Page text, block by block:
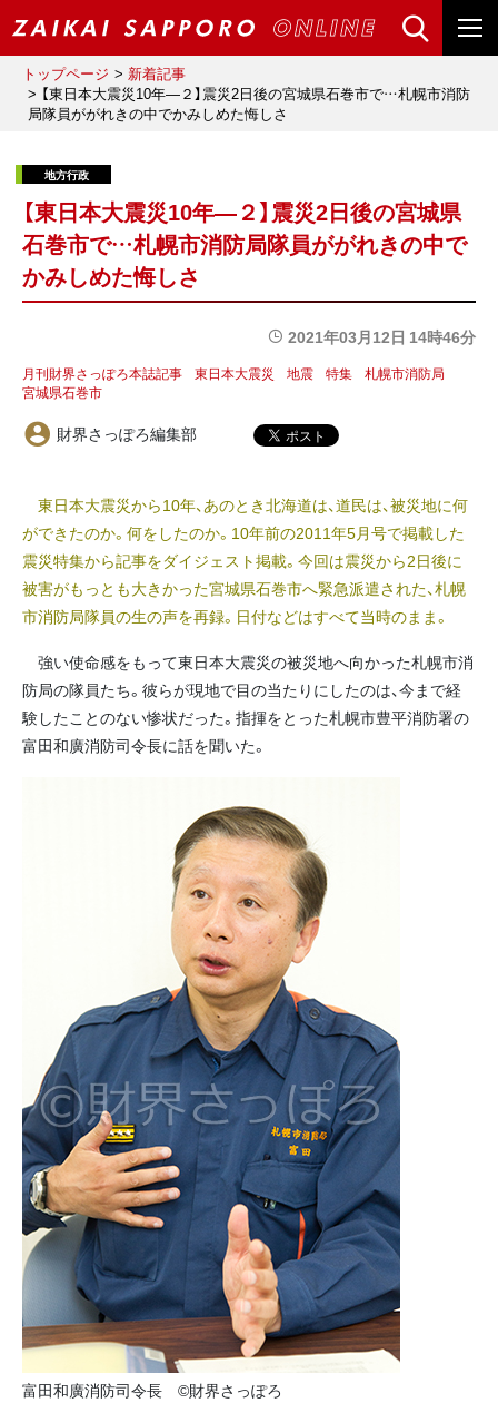
トップページ
新着記事
【東日本大震災10年―２】震災2日後の宮城県石巻市で…札幌市消防
局隊員ががれきの中でかみしめた悔しさ
【東日本大震災10年―２】震災2日後の宮城県
石巻市で…札幌市消防局隊員ががれきの中で
かみしめた悔しさ
2021年03月12日 14時46分
月刊財界さっぽろ本誌記事 東日本大震災 地震 特集
札幌市消防局
宮城県石巻市
財界さっぽろ編集部
東日本大震災から10年、あのとき北海道は、道民は、被災地に何
ができたのか。何をしたのか。10年前の2011年5月号で掲載した
震災特集から記事をダイジェスト掲載。今回は震災から2日後に
被害がもっとも大きかった宮城県石巻市へ緊急派遣された、札幌
市消防局隊員の生の声を再録。日付などはすべて当時のまま。
強い使命感をもって東日本大震災の被災地へ向かった札幌市消
防局の隊員たち。彼らが現地で目の当たりにしたのは、今まで経
験したことのない惨状だった。指揮をとった札幌市豊平消防署の
富田和廣消防司令長に話を聞いた。
富田和廣消防司令長 ©財界さっぽろ